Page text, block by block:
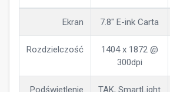
Ekran 7.8" E-ink Carta
Rozdzielczość
1404 x 1872 @
300dpi
Podświetlenie
TAK, SmartLight